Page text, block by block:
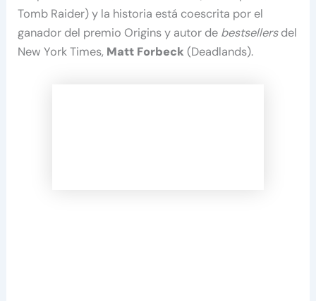
Tomb Raider) y la historia está coescrita por el
ganador del premio Origins y autor de bestsellersdel
New York Times, Matt Forbeck(Deadlands).